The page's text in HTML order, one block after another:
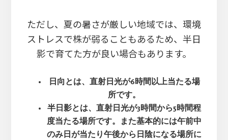
ただし、夏の暑さが厳しい地域では、環境
ストレスで株が弱ることもあるため、半日
影で育てた方が良い場合もあります。
日向とは、直射日光が6時間以上当たる場
所です。
半日影とは、直射日光が3時間から5時間程
度当たる場所です。また基本的には午前中
のみ日が当たり午後から日陰になる場所に